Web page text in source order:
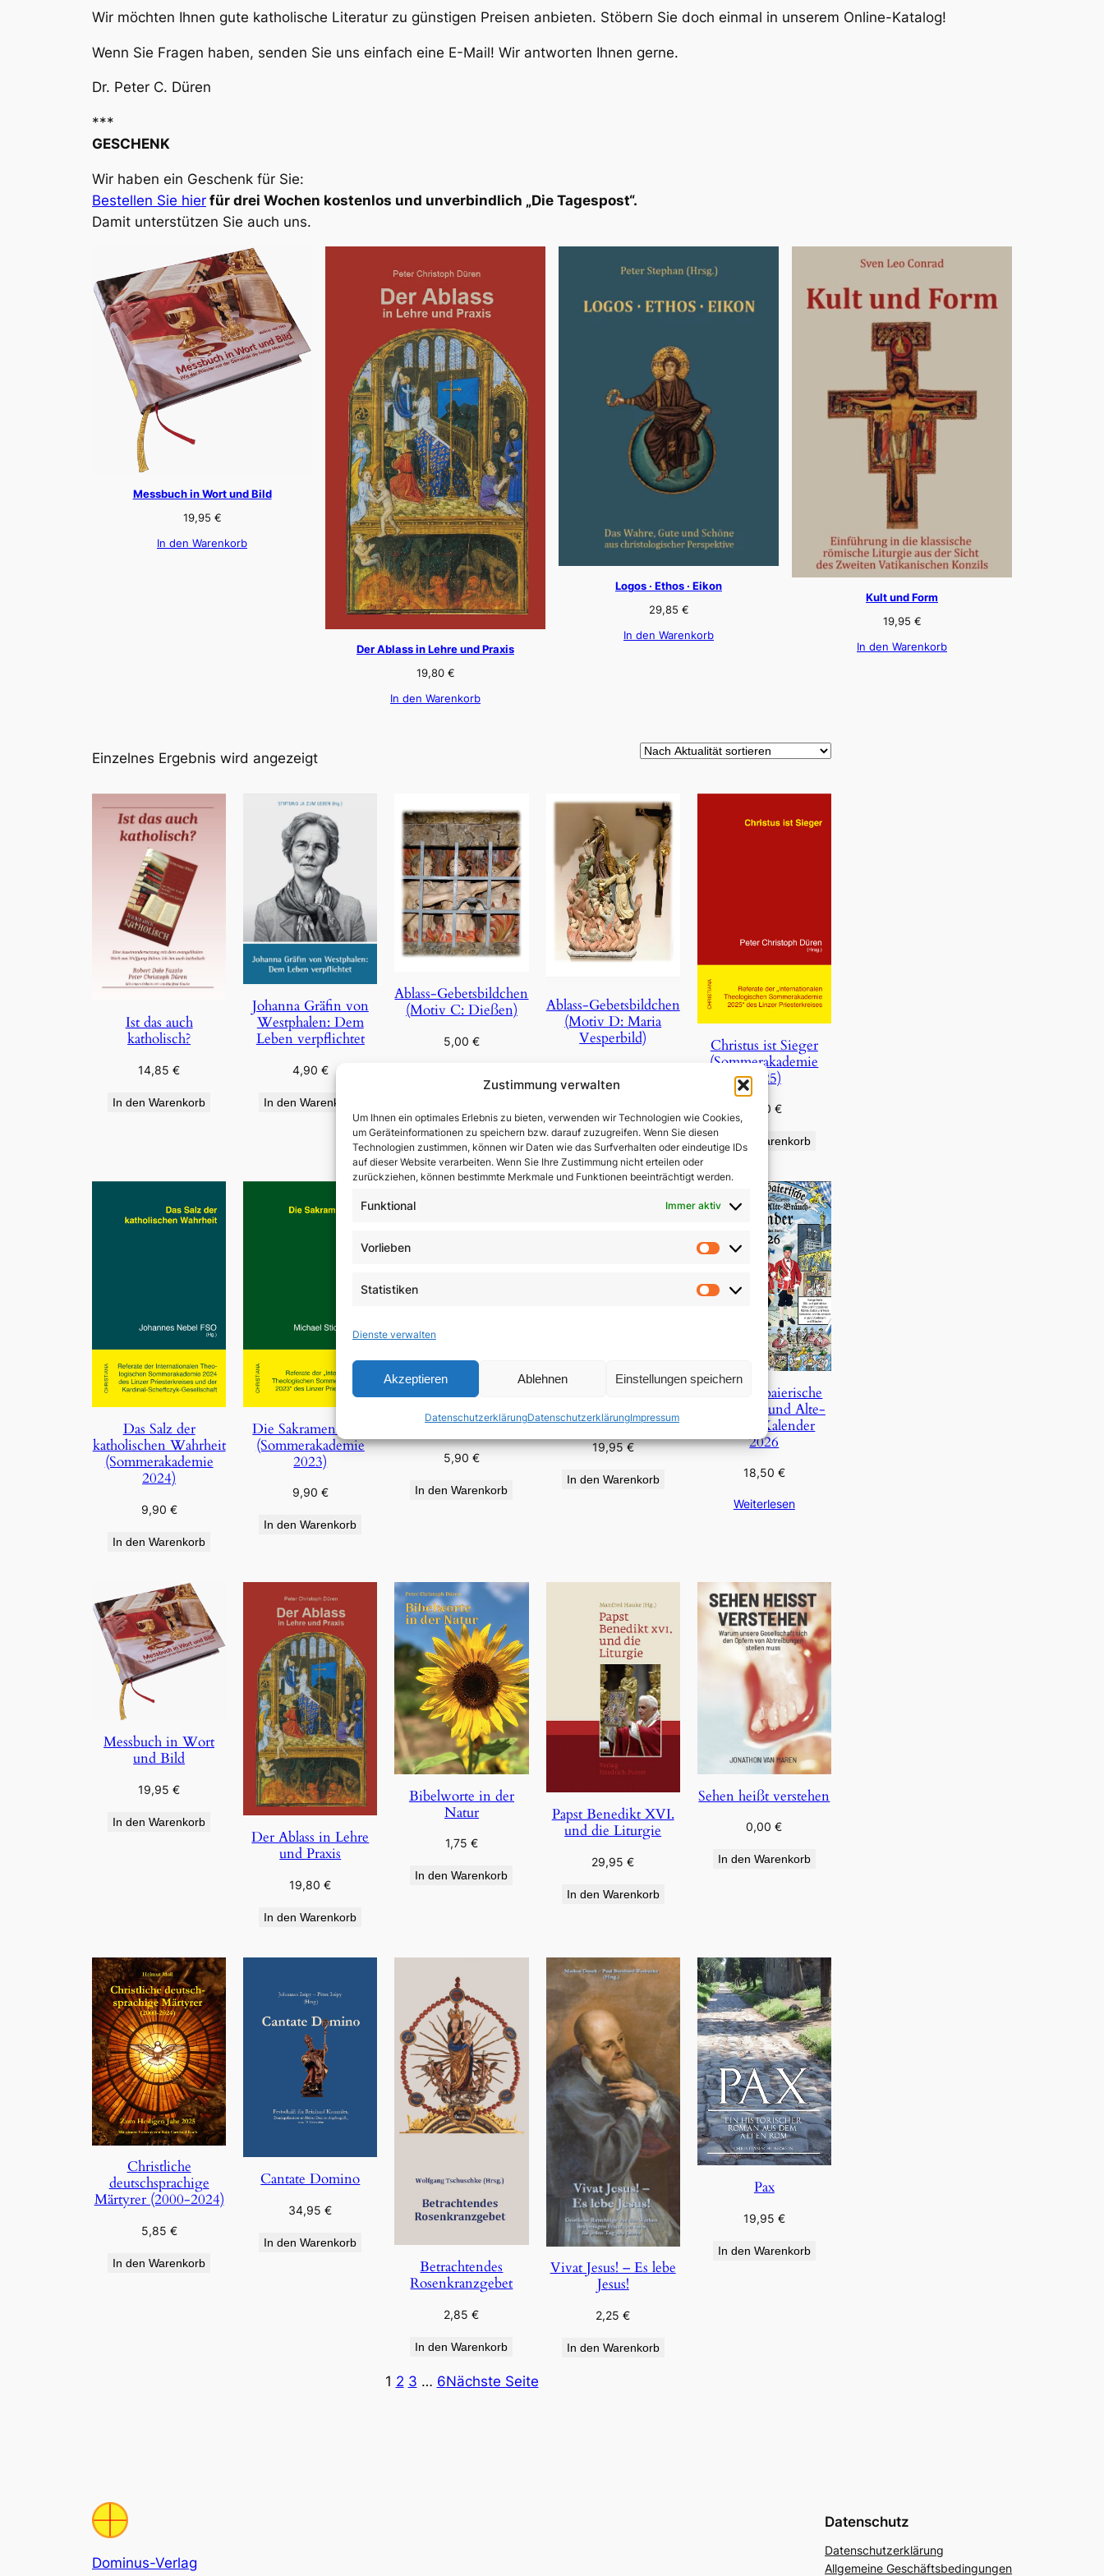
Zustimmung verwalten
Um Ihnen ein optimales Erlebnis zu bieten, verwenden wir Technologien wie Cookies,
um Geräteinformationen zu speichern bzw. darauf zuzugreifen. Wenn Sie diesen
Technologien zustimmen, können wir Daten wie das Surfverhalten oder eindeutige IDs
auf dieser Website verarbeiten. Wenn Sie Ihre Zustimmung nicht erteilen oder
zurückziehen, können bestimmte Merkmale und Funktionen beeinträchtigt werden.
Funktional Immer aktiv
Vorlieben
Vorlieben
Statistiken
Statistiken
Dienste verwalten
Akzeptieren Ablehnen Einstellungen speichern
DatenschutzerklärungDatenschutzerklärungImpressum
Wir möchten Ihnen gute katholische Literatur zu günstigen Preisen anbieten. Stöbern Sie doch einmal in unserem Online-Katalog!
Wenn Sie Fragen haben, senden Sie uns einfach eine E-Mail! Wir antworten Ihnen gerne.
Dr. Peter C. Düren
***
GESCHENK
Wir haben ein Geschenk für Sie:
Bestellen Sie hier für drei Wochen kostenlos und unverbindlich „Die Tagespost“.
Damit unterstützen Sie auch uns.
Messbuch in Wort und Bild
19,95 €
In den Warenkorb
Der Ablass in Lehre und Praxis
19,80 €
In den Warenkorb
Logos · Ethos · Eikon
29,85 €
In den Warenkorb
Kult und Form
19,95 €
In den Warenkorb
Einzelnes Ergebnis wird angezeigt
Ist das auch
katholisch?
14,85€
In den Warenkorb
Johanna Gräfin von
Westphalen: Dem
Leben verpflichtet
4,90 €
In den Warenkorb
Ablass-Gebetsbildchen
(Motiv C: Dießen)
5,00 €
Ablass-Gebetsbildchen
(Motiv D: Maria
Vesperbild)
Christus ist Sieger
(Sommerakademie
2025)
9,90€
In den Warenkorb
Das Salz der
katholischen Wahrheit
(Sommerakademie
2024)
9,90 €
In den Warenkorb
Die Sakramentalien
(Sommerakademie
2023)
9,90 €
In den Warenkorb
Das Evangelium
anders verkünden
5,90 €
In den Warenkorb
Himmel und Erde
19,95€
In den Warenkorb
Der Oberbaierische
Fest-Täg- und Alte-
Bräuch-Kalender
2026
18,50 €
Weiterlesen
Messbuch in Wort
und Bild
19,95€
In den Warenkorb
Der Ablass in Lehre
und Praxis
19,80€
In den Warenkorb
Bibelworte in der
Natur
1,75 €
In den Warenkorb
Papst Benedikt XVI.
und die Liturgie
29,95€
In den Warenkorb
Sehen heißt verstehen
0,00€
In den Warenkorb
Christliche
deutschsprachige
Märtyrer (2000-2024)
5,85 €
In den Warenkorb
Cantate Domino
34,95€
In den Warenkorb
Betrachtendes
Rosenkranzgebet
2,85€
In den Warenkorb
Vivat Jesus! – Es lebe
Jesus!
2,25€
In den Warenkorb
Pax
19,95 €
In den Warenkorb
1 2 3 … 6Nächste Seite
Dominus-Verlag
Datenschutz
Datenschutzerklärung
Allgemeine Geschäftsbedingungen